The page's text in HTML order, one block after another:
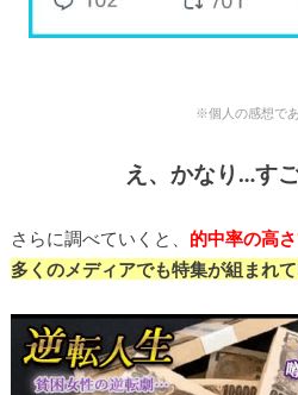
※個人の感想で
え、かなり…す
さらに調べていくと、 的中率の高
多くのメディアでも特集が組まれて